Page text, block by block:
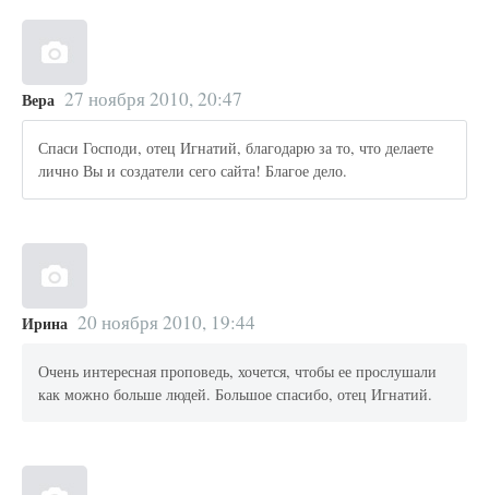
Вера 27 ноября 2010, 20:47
Спаси Господи, отец Игнатий, благодарю за то, что делаете
лично Вы и создатели сего сайта! Благое дело.
Ирина 20 ноября 2010, 19:44
Очень интересная проповедь, хочется, чтобы ее прослушали
как можно больше людей. Большое спасибо, отец Игнатий.